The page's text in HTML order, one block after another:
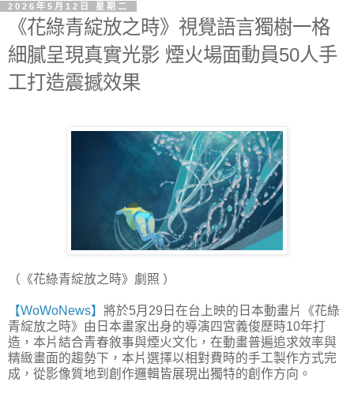
2026年5月12日 星期二
《花綠青綻放之時》視覺語言獨樹一格
細膩呈現真實光影 煙火場面動員50人手
工打造震撼效果
（《花綠青綻放之時》劇照 ）
【WoWoNews】 將於5月29日在台上映的日本動畫片《花綠
青綻放之時》由日本畫家出身的導演四宮義俊歷時10年打
造，本片結合青春敘事與煙火文化，在動畫普遍追求效率與
精緻畫面的趨勢下，本片選擇以相對費時的手工製作方式完
成，從影像質地到創作邏輯皆展現出獨特的創作方向。